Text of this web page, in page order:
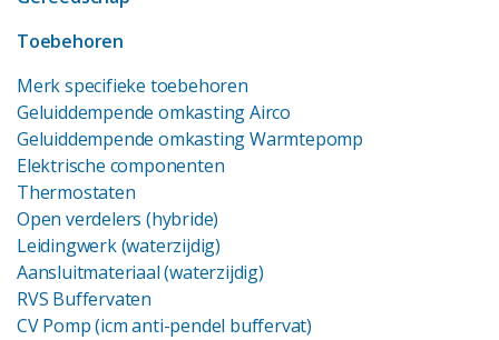
Toebehoren
Merk specifieke toebehoren
Geluiddempende omkasting Airco
Geluiddempende omkasting Warmtepomp
Elektrische componenten
Thermostaten
Open verdelers (hybride)
Leidingwerk (waterzijdig)
Aansluitmateriaal (waterzijdig)
RVS Buffervaten
CV Pomp (icm anti-pendel buffervat)